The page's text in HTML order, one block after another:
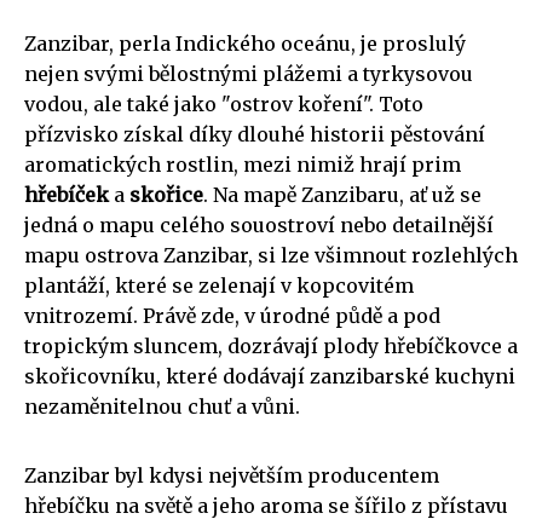
Zanzibar, perla Indického oceánu, je proslulý
nejen svými bělostnými plážemi a tyrkysovou
vodou, ale také jako "ostrov koření". Toto
přízvisko získal díky dlouhé historii pěstování
aromatických rostlin, mezi nimiž hrají prim
hřebíčeka skořice. Na mapě Zanzibaru, ať už se
jedná o mapu celého souostroví nebo detailnější
mapu ostrova Zanzibar, si lze všimnout rozlehlých
plantáží, které se zelenají v kopcovitém
vnitrozemí. Právě zde, v úrodné půdě a pod
tropickým sluncem, dozrávají plody hřebíčkovce a
skořicovníku, které dodávají zanzibarské kuchyni
nezaměnitelnou chuť a vůni.
Zanzibar byl kdysi největším producentem
hřebíčku na světě a jeho aroma se šířilo z přístavu